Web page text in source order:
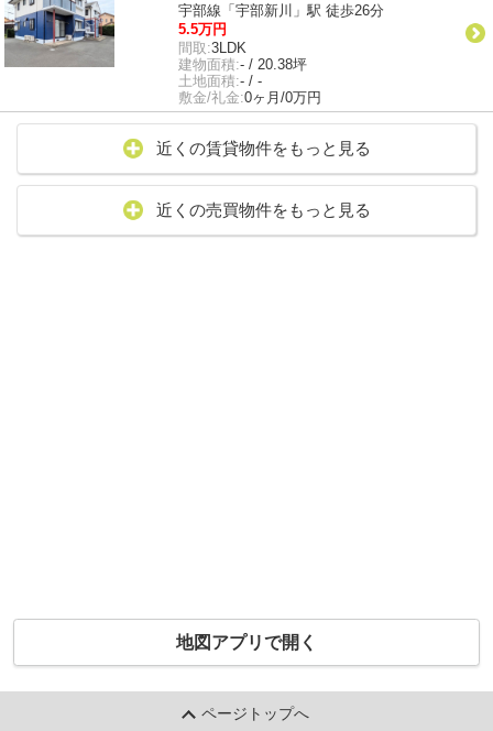
宇部線「宇部新川」駅 徒歩26分
5.5万円
間取:3LDK
建物面積:- / 20.38坪
土地面積:- / -
敷金/礼金:0ヶ月/0万円
近くの賃貸物件をもっと見る
近くの売買物件をもっと見る
地図アプリで開く
ページトップへ